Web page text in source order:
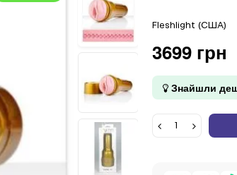
Fleshlight (США)
3699 грн
Знайшли